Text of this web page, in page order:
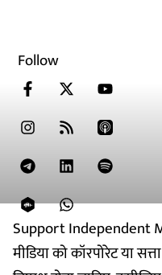
Support Independent
मीडिया को कॉरपोरेट या
Follow